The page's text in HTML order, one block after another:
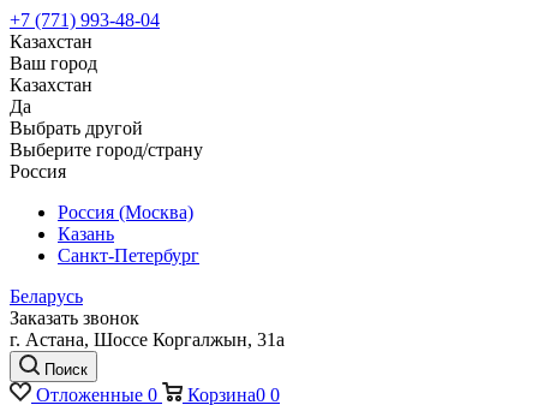
+7 (771) 993-48-04
Казахстан
Ваш город
Казахстан
Да
Выбрать другой
Выберите город/страну
Россия
Россия (Москва)
Казань
Санкт-Петербург
Беларусь
Заказать звонок
г. Астана, Шоссе Коргалжын, 31а
Поиск
Отложенные 0 Корзина0 0